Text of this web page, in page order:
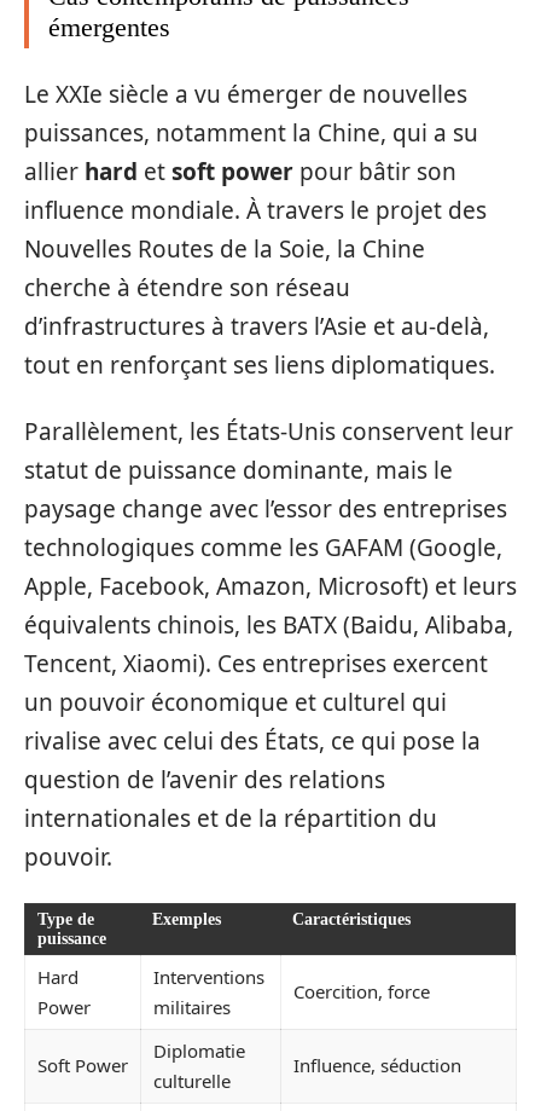
émergentes
Le XXIe siècle a vu émerger de nouvelles
puissances, notamment la Chine, qui a su
allier hard etsoft power pour bâtir son
influence mondiale. À travers le projet des
Nouvelles Routes de la Soie, la Chine
cherche à étendre son réseau
d’infrastructures à travers l’Asie et au-delà,
tout en renforçant ses liens diplomatiques.
Parallèlement, les États-Unis conservent leur
statut de puissance dominante, mais le
paysage change avec l’essor des entreprises
technologiques comme les GAFAM (Google,
Apple, Facebook, Amazon, Microsoft) et leurs
équivalents chinois, les BATX (Baidu, Alibaba,
Tencent, Xiaomi). Ces entreprises exercent
un pouvoir économique et culturel qui
rivalise avec celui des États, ce qui pose la
question de l’avenir des relations
internationales et de la répartition du
pouvoir.
Type de
puissance
Exemples Caractéristiques
Hard
Power
Interventions
militaires
Coercition, force
Soft Power
Diplomatie
culturelle
Influence, séduction